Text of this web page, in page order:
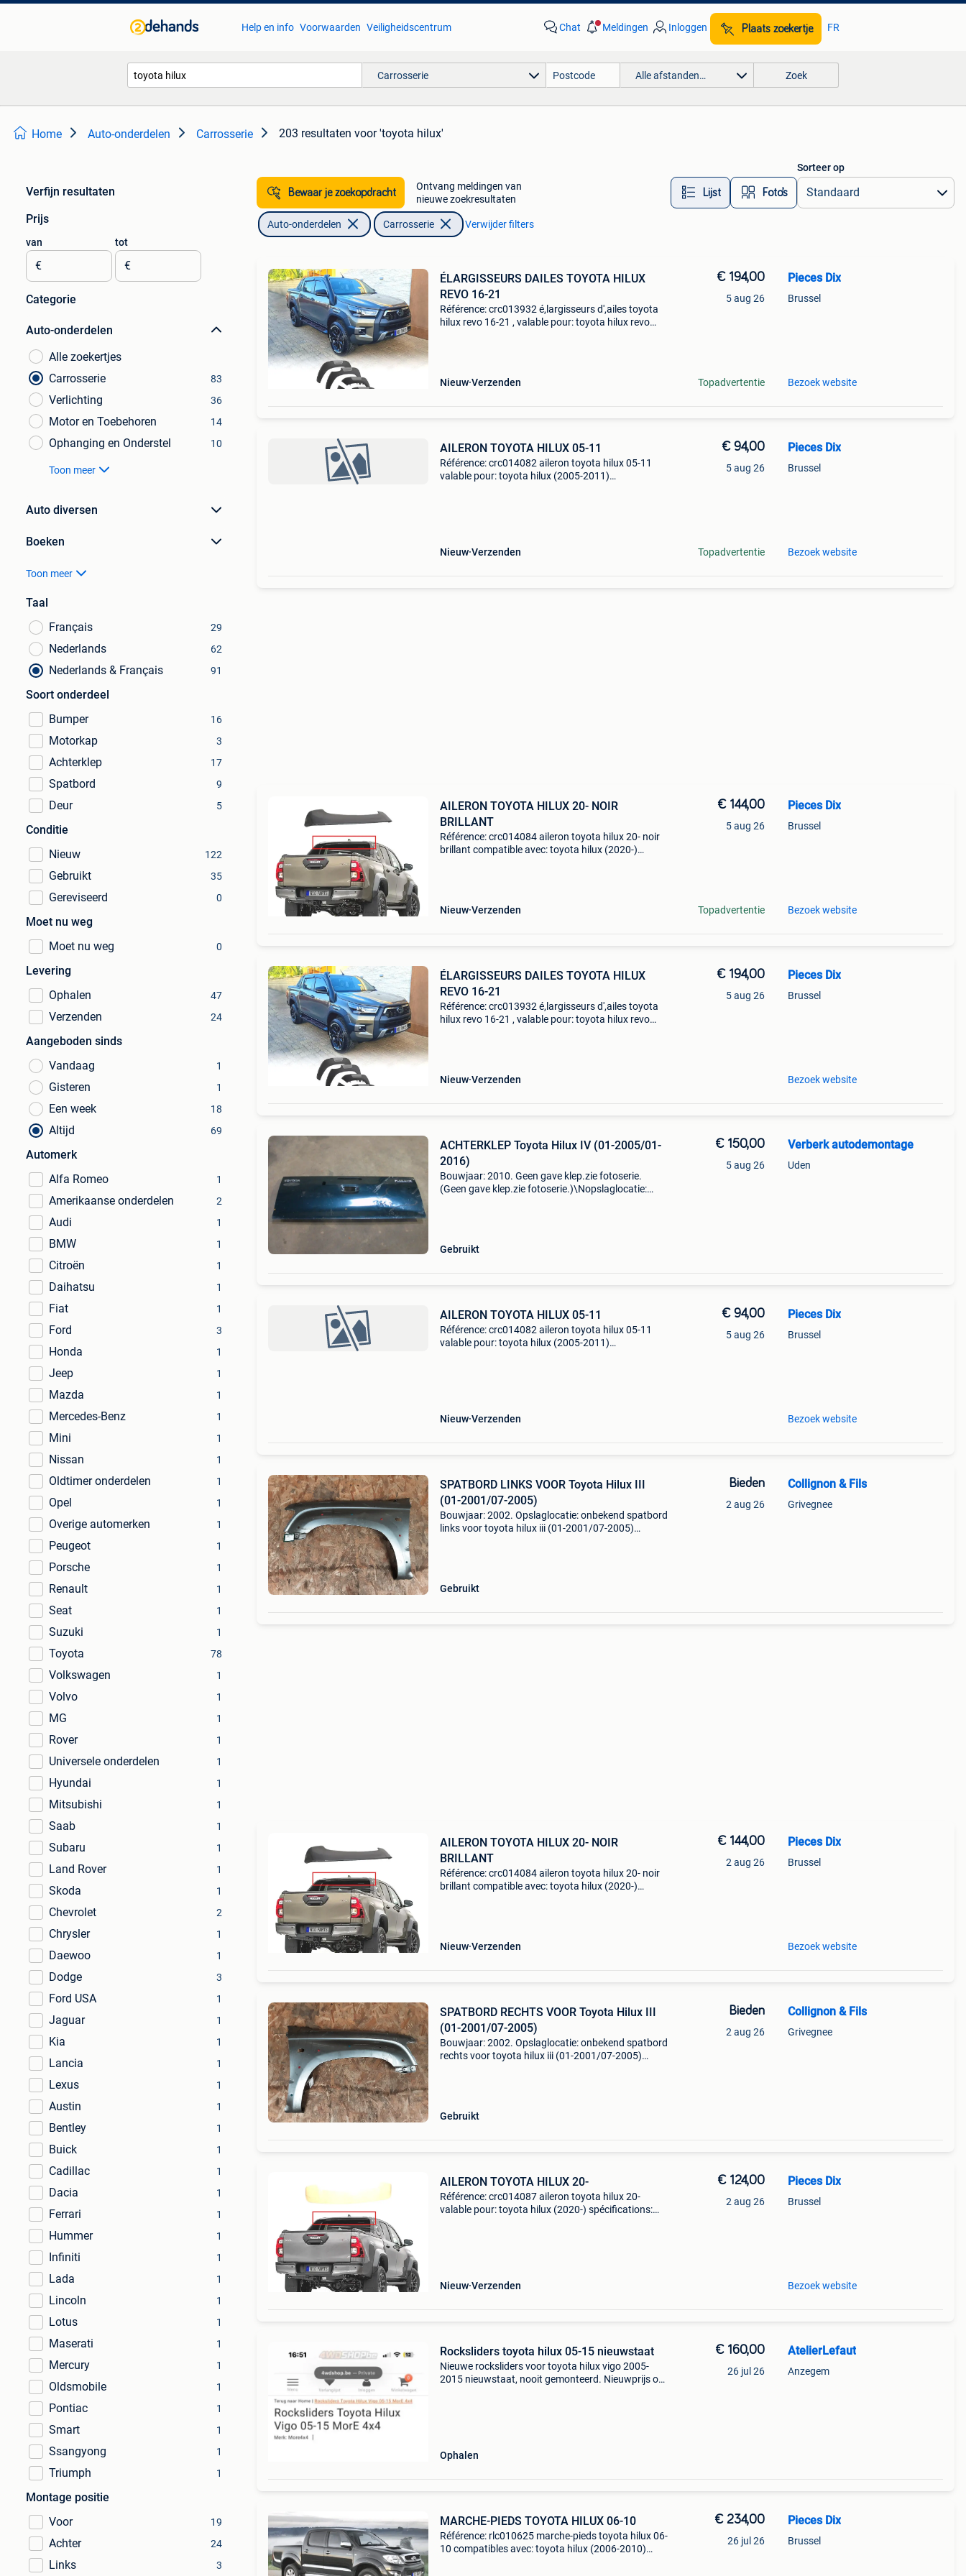
Help en info Voorwaarden Veiligheidscentrum Chat Meldingen Inloggen Plaats zoekertje FR
Carrosserie Alle afstanden… Zoek
Home Auto-onderdelen Carrosserie 203 resultaten voor 'toyota hilux'
Verfijn resultaten
Prijs
van
€
tot
€
Categorie
Auto-onderdelen
Alle zoekertjes
Carrosserie
83
Verlichting 36
Motor en Toebehoren 14
Ophanging en Onderstel 10
Toon meer
Auto diversen
Boeken
Toon meer
Taal
Français
29
Nederlands 62
Nederlands & Français 91
Soort onderdeel
Bumper
16
Motorkap 3
Achterklep 17
Spatbord 9
Deur 5
Conditie
Nieuw
122
Gebruikt 35
Gereviseerd 0
Moet nu weg
Moet nu weg
0
Levering
Ophalen
47
Verzenden 24
Aangeboden sinds
Vandaag
1
Gisteren 1
Een week 18
Altijd 69
Automerk
Alfa Romeo
1
Amerikaanse onderdelen 2
Audi 1
BMW 1
Citroën 1
Daihatsu 1
Fiat 1
Ford 3
Honda 1
Jeep 1
Mazda 1
Mercedes-Benz 1
Mini 1
Nissan 1
Oldtimer onderdelen 1
Opel 1
Overige automerken 1
Peugeot 1
Porsche 1
Renault 1
Seat 1
Suzuki 1
Toyota 78
Volkswagen 1
Volvo 1
MG 1
Rover 1
Universele onderdelen 1
Hyundai 1
Mitsubishi 1
Saab 1
Subaru 1
Land Rover 1
Skoda 1
Chevrolet 2
Chrysler 1
Daewoo 1
Dodge 3
Ford USA 1
Jaguar 1
Kia 1
Lancia 1
Lexus 1
Austin 1
Bentley 1
Buick 1
Cadillac 1
Dacia 1
Ferrari 1
Hummer 1
Infiniti 1
Lada 1
Lincoln 1
Lotus 1
Maserati 1
Mercury 1
Oldsmobile 1
Pontiac 1
Smart 1
Ssangyong 1
Triumph 1
Montage positie
Voor
19
Achter 24
Links 3
Bewaar je zoekopdracht
Ontvang meldingen van
nieuwe zoekresultaten
Lijst Foto’s
Sorteer op
Auto-onderdelen Carrosserie Verwijder filters
ÉLARGISSEURS DAILES TOYOTA HILUX
REVO 16-21
Référence: crc013932 é,largisseurs d',ailes toyota
hilux revo 16-21 , valable pour: toyota hilux revo
Nieuw Verzenden
€ 194,00
5 aug 26
Topadvertentie
Pieces Dix
Brussel
Bezoek website
AILERON TOYOTA HILUX 05-11
Référence: crc014082 aileron toyota hilux 05-11
valable pour: toyota hilux (2005-2011)
Nieuw Verzenden
€ 94,00
5 aug 26
Topadvertentie
Pieces Dix
Brussel
Bezoek website
AILERON TOYOTA HILUX 20- NOIR
BRILLANT
Référence: crc014084 aileron toyota hilux 20- noir
brillant compatible avec: toyota hilux (2020-)
Nieuw Verzenden
€ 144,00
5 aug 26
Topadvertentie
Pieces Dix
Brussel
Bezoek website
ÉLARGISSEURS DAILES TOYOTA HILUX
REVO 16-21
Référence: crc013932 é,largisseurs d',ailes toyota
hilux revo 16-21 , valable pour: toyota hilux revo
Nieuw Verzenden
€ 194,00
5 aug 26
Pieces Dix
Brussel
Bezoek website
ACHTERKLEP Toyota Hilux IV (01-2005/01-
2016)
Bouwjaar: 2010. Geen gave klep.zie fotoserie.
(Geen gave klep.zie fotoserie.)\Nopslaglocatie:
Gebruikt
€ 150,00
5 aug 26
Verberk autodemontage
Uden
AILERON TOYOTA HILUX 05-11
Référence: crc014082 aileron toyota hilux 05-11
valable pour: toyota hilux (2005-2011)
Nieuw Verzenden
€ 94,00
5 aug 26
Pieces Dix
Brussel
Bezoek website
SPATBORD LINKS VOOR Toyota Hilux III
(01-2001/07-2005)
Bouwjaar: 2002. Opslaglocatie: onbekend spatbord
links voor toyota hilux iii (01-2001/07-2005)
Gebruikt
Bieden
2 aug 26
Collignon & Fils
Grivegnee
AILERON TOYOTA HILUX 20- NOIR
BRILLANT
Référence: crc014084 aileron toyota hilux 20- noir
brillant compatible avec: toyota hilux (2020-)
Nieuw Verzenden
€ 144,00
2 aug 26
Pieces Dix
Brussel
Bezoek website
SPATBORD RECHTS VOOR Toyota Hilux III
(01-2001/07-2005)
Bouwjaar: 2002. Opslaglocatie: onbekend spatbord
rechts voor toyota hilux iii (01-2001/07-2005)
Gebruikt
Bieden
2 aug 26
Collignon & Fils
Grivegnee
AILERON TOYOTA HILUX 20-
Référence: crc014087 aileron toyota hilux 20-
valable pour: toyota hilux (2020-) spécifications:
Nieuw Verzenden
€ 124,00
2 aug 26
Pieces Dix
Brussel
Bezoek website
Rocksliders toyota hilux 05-15 nieuwstaat
Nieuwe rocksliders voor toyota hilux vigo 2005-
2015 nieuwstaat, nooit gemonteerd. Nieuwprijs op
Ophalen
€ 160,00
26 jul 26
AtelierLefaut
Anzegem
MARCHE-PIEDS TOYOTA HILUX 06-10
Référence: rlc010625 marche-pieds toyota hilux 06-
10 compatibles avec: toyota hilux (2006-2010)
€ 234,00
26 jul 26
Pieces Dix
Brussel